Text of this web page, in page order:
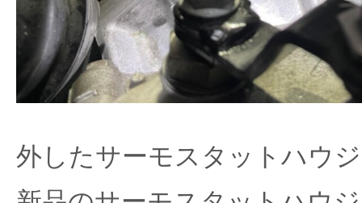
外したサーモスタットハウ